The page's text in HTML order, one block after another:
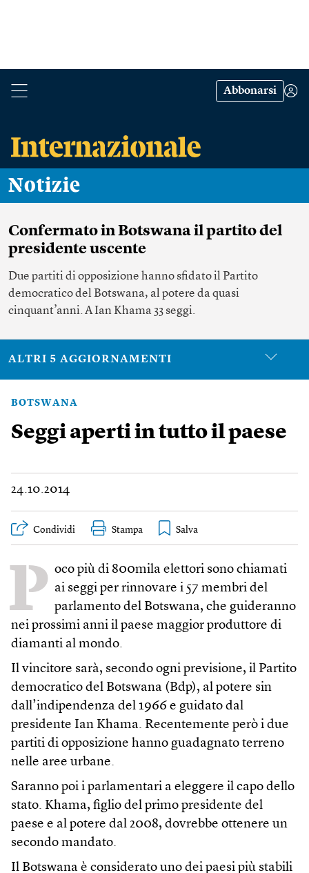
Abbonarsi
Notizie
Confermato in Botswana il partito del
presidente uscente
Due partiti di opposizione hanno sfidato il Partito
democratico del Botswana, al potere da quasi
cinquant’anni. A Ian Khama 33 seggi.
ALTRI 5 AGGIORNAMENTI
BOTSWANA
Seggi aperti in tutto il paese
24.10.2014
Condividi Stampa
P oco più di 800mila elettori sono chiamati
ai seggi per rinnovare i 57 membri del
parlamento del Botswana, che guideranno
nei prossimi anni il paese maggior produttore di
diamanti al mondo.
Il vincitore sarà, secondo ogni previsione, il Partito
democratico del Botswana (Bdp), al potere sin
dall’indipendenza del 1966 e guidato dal
presidente Ian Khama. Recentemente però i due
partiti di opposizione hanno guadagnato terreno
nelle aree urbane.
Saranno poi i parlamentari a eleggere il capo dello
stato. Khama, figlio del primo presidente del
paese e al potere dal 2008, dovrebbe ottenere un
secondo mandato.
Il Botswana è considerato uno dei paesi più stabili